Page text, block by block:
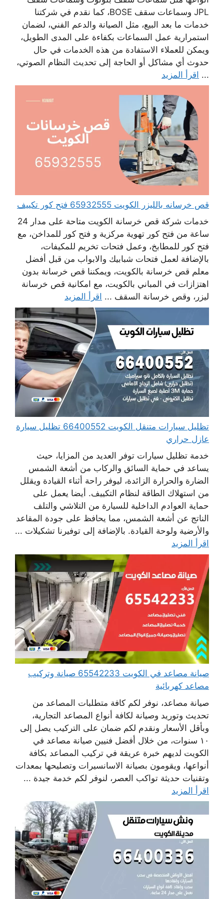
JPL وسماعات سقف BOSE، كما نقدم في شركتنا
خدمات ما بعد البيع، مثل الصيانة والدعم الفني، لضمان
استمرارية عمل السماعات بكفاءة على المدى الطويل،
ويمكن للعملاء الاستفادة من هذه الخدمات في حال
حدوث أي مشاكل أو الحاجة إلى تحديث النظام الصوتي،
... اقرأ المزيد
قص خرسانه بالليزر الكويت 65932555 فتح كور تكييف
خدمات شركة قص خرسانة الكويت متاحة على مدار 24
ساعة من فتح كور تهوية مركزية و فتح كور للمداخن، مع
فتح كور للمطابخ، وعمل فتحات تخريم للمكيفات،
بالإضافة لعمل فتحات شبابيك والابواب من قبل أفضل
معلم قص خرسانة بالكويت، ويمكننا قص خرسانة بدون
اهتزازات في المباني بالكويت، مع امكانية قص خرسانة
ليزر، وقص خرسانة السقف ... اقرأ المزيد
تظليل سيارات متنقل الكويت 66400552 تظليل سيارة
عازل حراري
خدمة تظليل سيارات توفر العديد من المزايا، حيث
يساعد في حماية السائق والركاب من أشعة الشمس
الضارة والحرارة الزائدة، ليوفر راحة أثناء القيادة ويقلل
من استهلاك الطاقة لنظام التكييف. أيضا يعمل على
حماية العوادم الداخلية للسيارة من التلاشي والتلف
الناتج عن أشعة الشمس، مما يحافظ على جودة المقاعد
والأرضية ولوحة القيادة. بالإضافة إلى توفيرنا تشكيلات ...
اقرأ المزيد
صيانة مصاعد في الكويت 65542233 صيانة وتركيب
مصاعد كهربائية
صيانة مصاعد، نوفر لكم كافة متطلبات المصاعد من
تحديث وتوريد وصيانة لكافة أنواع المصاعد التجارية،
وبأقل الأسعار ونقدم لكم ضمان على التركيب يصل إلى
١٠ سنوات، من خلال أفضل فنيين صيانة مصاعد في
الكويت لديهم خبرة عريقة في تركيب المصاعد بكافة
أنواعها، ويقومون بصيانة الاسانسيرات وتصليحها بمعدات
وتقنيات حديثة تواكب العصر، لنوفر لكم خدمة جيدة ...
اقرأ المزيد